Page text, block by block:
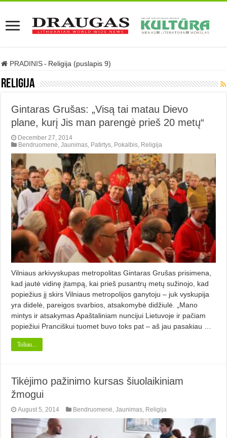
PRADINIS - Religija (puslapis 9)
Religija
Gintaras Grušas: „Visą tai matau Dievo
plane, kurį Jis man parengė prieš 20 metų“
December 27, 2014
Bendruomenė,Jaunimas, Patirtys, Pokalbis, Religija
Vilniaus arkivyskupas metropolitas Gintaras Grušas prisimena,
kad jautė vidinę įtampą, kai prieš pusantrų metų sužinojo, kad
popiežius jį skirs Vilniaus metropolijos ganytoju – juk vyskupija
yra didelė, pareigos svarbios, atsakomybė didžiulė. „Mano
mintys ir atsakymas Apaštaliniam nuncijui Lietuvoje ir pačiam
popiežiui Pranciškui tuomet buvo toks pat – aš jau pasakiau …
Toliau...
Tikėjimo pažinimo kursas šiuolaikiniam
žmogui
August 5, 2014 Bendruomenė ,Jaunimas Religija